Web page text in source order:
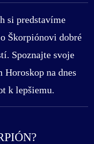
si predstavíme
Škorpiónovi dobré
Spoznajte svoje
Horoskop na dnes
k lepšiemu.